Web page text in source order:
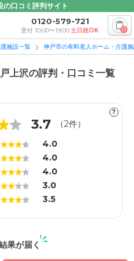
の口コミ評判サイト
0120-579-721
受付 10:00〜19:00土日祝OK 0
施設一覧 神戸市の有料老人ホーム・介護
上沢の評判・口コミ一覧
?
3.7 （2件）
4.0
4.0
4.0
3.0
3.5
果が届く